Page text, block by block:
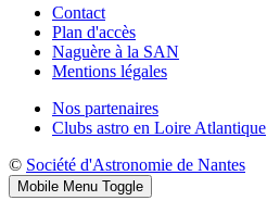
Contact
Plan d'accès
Naguère à la SAN
Mentions légales
Nos partenaires
Clubs astro en Loire Atlantique
© Société d'Astronomie de Nantes
Mobile Menu Toggle